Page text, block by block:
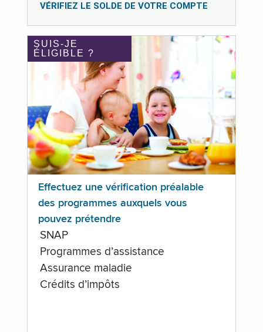
VÉRIFIEZ LE SOLDE DE VOTRE COMPTE
SUIS-JE
ÉLIGIBLE ?
Effectuez une vérification préalable
des programmes auxquels vous
pouvez prétendre
SNAP
Programmes d’assistance
Assurance maladie
Crédits d’impôts